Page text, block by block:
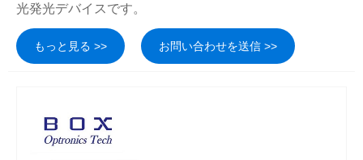
光発光デバイスです。
もっと見る >> お問い合わせを送信 >>